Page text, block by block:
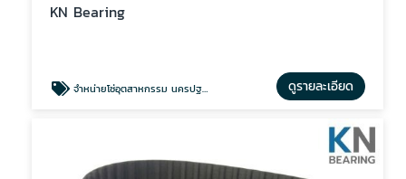
KN Bearing
จำหน่ายโซ่อุตสาหกรรม นครปฐม ดูรายละเอียด